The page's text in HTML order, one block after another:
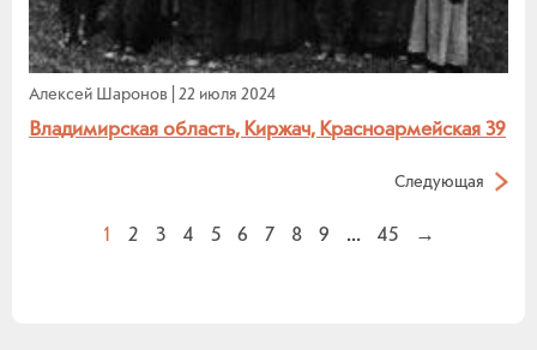
Алексей Шаронов 22 июля 2024
Владимирская область, Киржач, Красноармейская 39
Следующая
1 2 3 4 5 6 7 8 9 ... 45 →